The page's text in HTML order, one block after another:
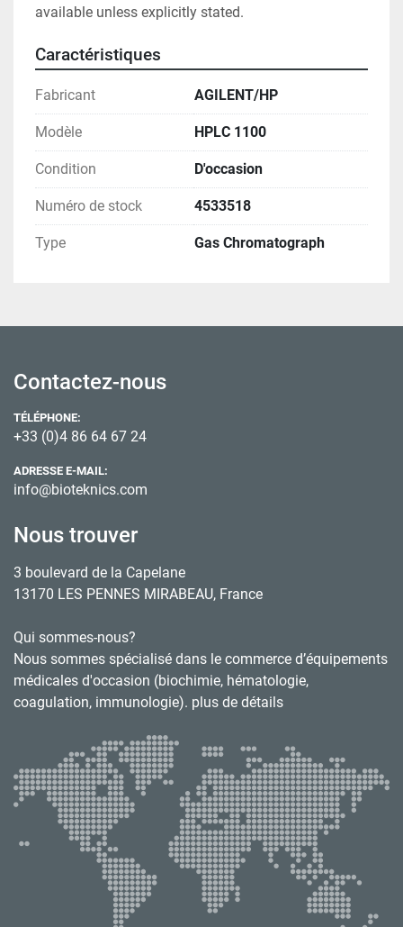
available unless explicitly stated.
Caractéristiques
Fabricant AGILENT/HP
Modèle HPLC 1100
Condition D'occasion
Numéro de stock 4533518
Type Gas Chromatograph
Contactez-nous
TÉLÉPHONE:
+33 (0)4 86 64 67 24
ADRESSE E-MAIL:
info@bioteknics.com
Nous trouver
3 boulevard de la Capelane
13170 LES PENNES MIRABEAU, France
Qui sommes-nous?
Nous sommes spécialisé dans le commerce d’équipements
médicales d'occasion (biochimie, hématologie,
coagulation, immunologie). plus de détails